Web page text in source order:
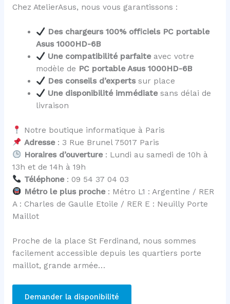
Chez AtelierAsus, nous vous garantissons :
Des chargeurs 100% officiels PC portable
Asus 1000HD-6B
Une compatibilité parfaiteavec votre
modèle de PC portable Asus 1000HD-6B
Des conseils d’expertssur place
Une disponibilité immédiatesans délai de
livraison
Notre boutique informatique à Paris
Adresse: 3 Rue Brunel 75017 Paris
Horaires d’ouverture: Lundi au samedi de 10h à
13h et de 14h à 19h
Téléphone: 09 54 37 04 03
Métro le plus proche: Métro L1 : Argentine / RER
A : Charles de Gaulle Etoile / RER E : Neuilly Porte
Maillot
Proche de la place St Ferdinand, nous sommes
facilement accessible depuis les quartiers porte
maillot, grande armée…
Demander la disponibilité